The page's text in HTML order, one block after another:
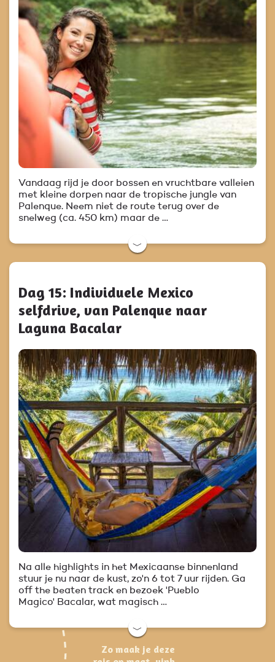
Vandaag rijd je door bossen en vruchtbare valleien
met kleine dorpen naar de tropische jungle van
Palenque. Neem niet de route terug over de
snelweg (ca. 450 km) maar de …
﹀
Dag 15: Individuele Mexico
selfdrive, van Palenque naar
Laguna Bacalar
Na alle highlights in het Mexicaanse binnenland
stuur je nu naar de kust, zo'n 6 tot 7 uur rijden. Ga
off the beaten track en bezoek 'Pueblo
Magico' Bacalar, wat magisch …
﹀
Zo maak je deze